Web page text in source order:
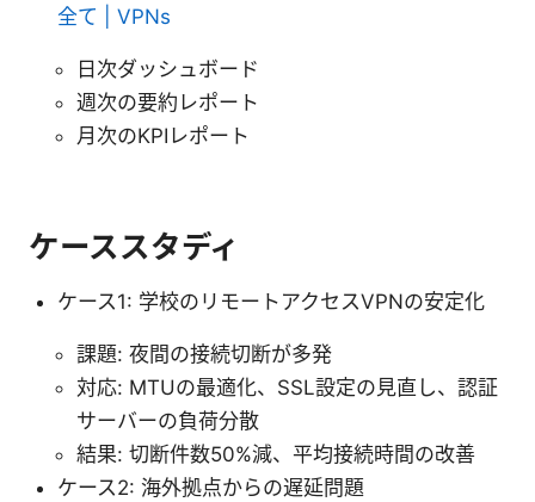
全て | VPNs
日次ダッシュボード
週次の要約レポート
月次のKPIレポート
ケーススタディ
ケース1: 学校のリモートアクセスVPNの安定化
課題: 夜間の接続切断が多発
対応: MTUの最適化、SSL設定の見直し、認証
サーバーの負荷分散
結果: 切断件数50%減、平均接続時間の改善
ケース2: 海外拠点からの遅延問題